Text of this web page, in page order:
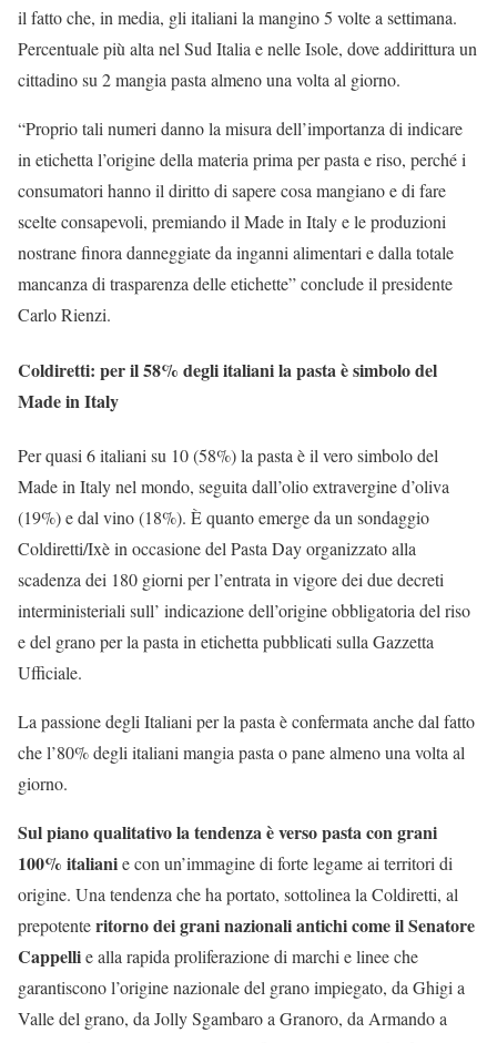
il fatto che, in media, gli italiani la mangino 5 volte a settimana.
Percentuale più alta nel Sud Italia e nelle Isole, dove addirittura un
cittadino su 2 mangia pasta almeno una volta al giorno.
“Proprio tali numeri danno la misura dell’importanza di indicare
in etichetta l’origine della materia prima per pasta e riso, perché i
consumatori hanno il diritto di sapere cosa mangiano e di fare
scelte consapevoli, premiando il Made in Italy e le produzioni
nostrane finora danneggiate da inganni alimentari e dalla totale
mancanza di trasparenza delle etichette” conclude il presidente
Carlo Rienzi.
Coldiretti: per il 58% degli italiani la pasta è simbolo del
Made in Italy
Per quasi 6 italiani su 10 (58%) la pasta è il vero simbolo del
Made in Italy nel mondo, seguita dall’olio extravergine d’oliva
(19%) e dal vino (18%). È quanto emerge da un sondaggio
Coldiretti/Ixè in occasione del Pasta Day organizzato alla
scadenza dei 180 giorni per l’entrata in vigore dei due decreti
interministeriali sull’ indicazione dell’origine obbligatoria del riso
e del grano per la pasta in etichetta pubblicati sulla Gazzetta
Ufficiale.
La passione degli Italiani per la pasta è confermata anche dal fatto
che l’80% degli italiani mangia pasta o pane almeno una volta al
giorno.
Sul piano qualitativo la tendenza è verso pasta con grani
100% italianie con un’immagine di forte legame ai territori di
origine. Una tendenza che ha portato, sottolinea la Coldiretti, al
prepotenteritorno dei grani nazionali antichi come il Senatore
Cappellie alla rapida proliferazione di marchi e linee che
garantiscono l’origine nazionale del grano impiegato, da Ghigi a
Valle del grano, da Jolly Sgambaro a Granoro, da Armando a